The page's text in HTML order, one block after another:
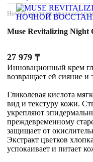
Ночной восстанавливающий
Muse Revitalizing Night
27 979 ₸
Инновационный крем
возвращает ей сияние и
Гликолевая кислота
вид и текстуру кожи.
укрепляют
преждевременному
защищает от
Экстракт цветков
успокаивает и питает